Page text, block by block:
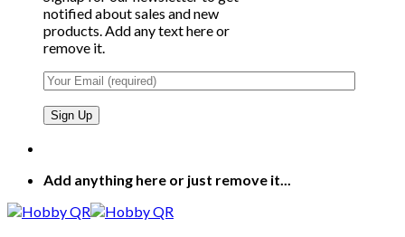
notified about sales and new
products. Add any text here or
remove it.
Add anything here or just remove it...